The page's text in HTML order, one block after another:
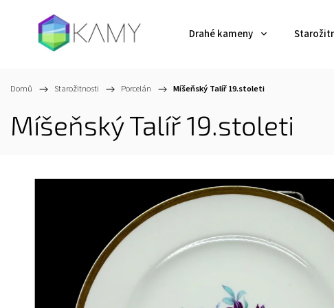
Drahé kameny
Domů / Starožitnosti / Porcelán / Míšeňský Talíř 19.stoleti
Míšeňský Talíř 19.stoleti